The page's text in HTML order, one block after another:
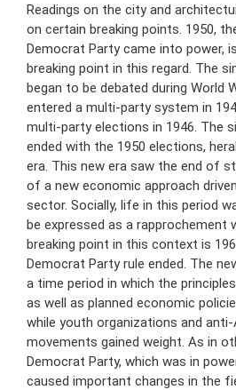
Readings on the city and
on certain breaking points. 1950,
Democrat Party came into power,
breaking point in this regard. The
began to be debated during World
entered a multi-party system in
multi-party elections in 1946. The
ended with the 1950 elections,
era. This new era saw the end of
of a new economic approach
sector. Socially, life in this period
be expressed as a rapprochement
breaking point in this context is
Democrat Party rule ended. The
a time period in which the
as well as planned economic
while youth organizations and anti-
movements gained weight. As in
Democrat Party, which was in
caused important changes in the